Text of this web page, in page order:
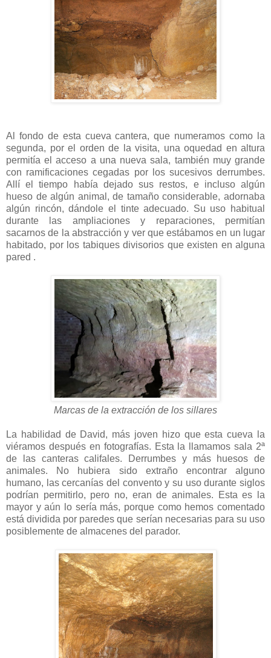
Al fondo de esta cueva cantera, que numeramos como la
segunda, por el orden de la visita, una oquedad en altura
permitía el acceso a una nueva sala, también muy grande
con ramificaciones cegadas por los sucesivos derrumbes.
Allí el tiempo había dejado sus restos, e incluso algún
hueso de algún animal, de tamaño considerable, adornaba
algún rincón, dándole el tinte adecuado. Su uso habitual
durante las ampliaciones y reparaciones, permitían
sacarnos de la abstracción y ver que estábamos en un lugar
habitado, por los tabiques divisorios que existen en alguna
pared .
Marcas de la extracción de los sillares
La habilidad de David, más joven hizo que esta cueva la
viéramos después en fotografías. Esta la llamamos sala 2ª
de las canteras califales. Derrumbes y más huesos de
animales. No hubiera sido extraño encontrar alguno
humano, las cercanías del convento y su uso durante siglos
podrían permitirlo, pero no, eran de animales. Esta es la
mayor y aún lo sería más, porque como hemos comentado
está dividida por paredes que serían necesarias para su uso
posiblemente de almacenes del parador.